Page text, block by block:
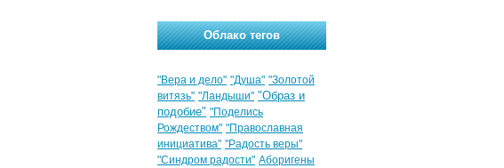
Облако тегов
"Вера и дело" "Душа" "Золотой
витязь" "Ландыши" "Образ и
подобие" "Поделись
Рождеством" "Православная
инициатива" "Радость веры"
"Синдром радости" Аборигены